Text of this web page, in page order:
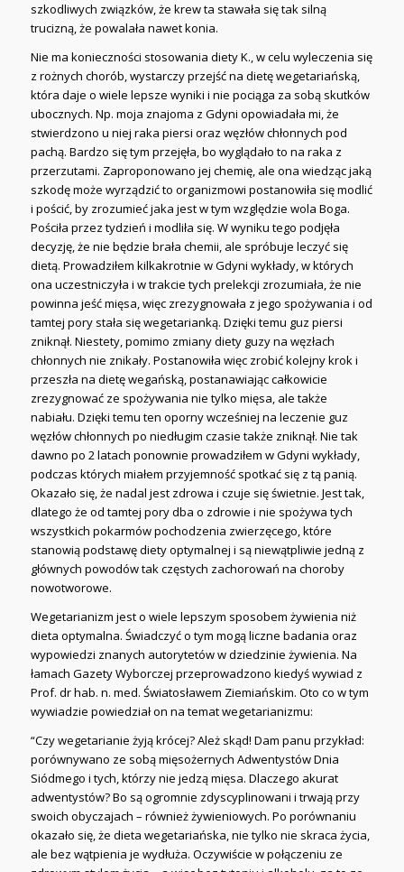
szkodliwych związków, że krew ta stawała się tak silną
trucizną, że powalała nawet konia.
Nie ma konieczności stosowania diety K., w celu wyleczenia się
z rożnych chorób, wystarczy przejść na dietę wegetariańską,
która daje o wiele lepsze wyniki i nie pociąga za sobą skutków
ubocznych. Np. moja znajoma z Gdyni opowiadała mi, że
stwierdzono u niej raka piersi oraz węzłów chłonnych pod
pachą. Bardzo się tym przejęła, bo wyglądało to na raka z
przerzutami. Zaproponowano jej chemię, ale ona wiedząc jaką
szkodę może wyrządzić to organizmowi postanowiła się modlić
i pościć, by zrozumieć jaka jest w tym względzie wola Boga.
Pościła przez tydzień i modliła się. W wyniku tego podjęła
decyzję, że nie będzie brała chemii, ale spróbuje leczyć się
dietą. Prowadziłem kilkakrotnie w Gdyni wykłady, w których
ona uczestniczyła i w trakcie tych prelekcji zrozumiała, że nie
powinna jeść mięsa, więc zrezygnowała z jego spożywania i od
tamtej pory stała się wegetarianką. Dzięki temu guz piersi
zniknął. Niestety, pomimo zmiany diety guzy na węzłach
chłonnych nie znikały. Postanowiła więc zrobić kolejny krok i
przeszła na dietę wegańską, postanawiając całkowicie
zrezygnować ze spożywania nie tylko mięsa, ale także
nabiału. Dzięki temu ten oporny wcześniej na leczenie guz
węzłów chłonnych po niedługim czasie także zniknął. Nie tak
dawno po 2 latach ponownie prowadziłem w Gdyni wykłady,
podczas których miałem przyjemność spotkać się z tą panią.
Okazało się, że nadal jest zdrowa i czuje się świetnie. Jest tak,
dlatego że od tamtej pory dba o zdrowie i nie spożywa tych
wszystkich pokarmów pochodzenia zwierzęcego, które
stanowią podstawę diety optymalnej i są niewątpliwie jedną z
głównych powodów tak częstych zachorowań na choroby
nowotworowe.
Wegetarianizm jest o wiele lepszym sposobem żywienia niż
dieta optymalna. Świadczyć o tym mogą liczne badania oraz
wypowiedzi znanych autorytetów w dziedzinie żywienia. Na
łamach Gazety Wyborczej przeprowadzono kiedyś wywiad z
Prof. dr hab. n. med. Światosławem Ziemiańskim. Oto co w tym
wywiadzie powiedział on na temat wegetarianizmu:
“Czy wegetarianie żyją krócej? Ależ skąd! Dam panu przykład:
porównywano ze sobą mięsożernych Adwentystów Dnia
Siódmego i tych, którzy nie jedzą mięsa. Dlaczego akurat
adwentystów? Bo są ogromnie zdyscyplinowani i trwają przy
swoich obyczajach – również żywieniowych. Po porównaniu
okazało się, że dieta wegetariańska, nie tylko nie skraca życia,
ale bez wątpienia je wydłuża. Oczywiście w połączeniu ze